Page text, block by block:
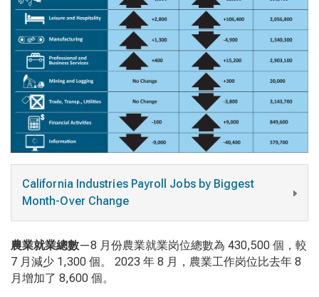
California Industries Payroll Jobs by Biggest
Month-Over Change
農業就業總數—8 月份農業就業岗位總數為 430,500 個，較
7 月減少 1,300 個。 2023 年 8 月，農業工作岗位比去年 8
月增加了 8,600 個。